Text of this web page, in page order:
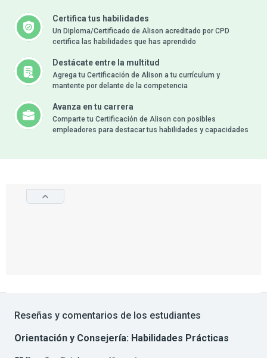
Certifica tus habilidades
Un Diploma/Certificado de Alison acreditado por CPD
certifica las habilidades que has aprendido
Destácate entre la multitud
Agrega tu Certificación de Alison a tu currículum y
mantente por delante de la competencia
Avanza en tu carrera
Comparte tu Certificación de Alison con posibles
empleadores para destacar tus habilidades y capacidades
Reseñas y comentarios de los estudiantes
Orientación y Consejería: Habilidades Prácticas